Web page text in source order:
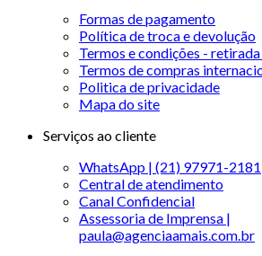
Formas de pagamento
Política de troca e devolução
Termos e condições - retirada
Termos de compras
Politica de privacidade
Mapa do site
Serviços ao cliente
WhatsApp | (21) 97971-2181
Central de atendimento
Canal Confidencial
Assessoria de Imprensa |
paula@agenciaamais.com.br